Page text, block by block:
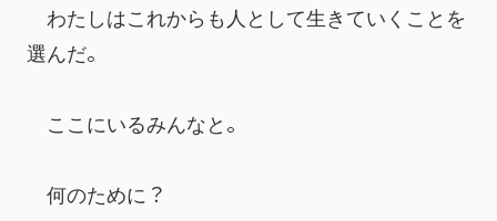
わたしはこれからも人として生きていくことを
選んだ。
ここにいるみんなと。
何のために？